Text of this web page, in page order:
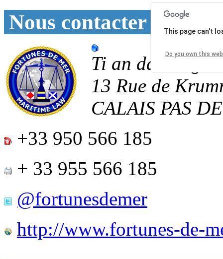
Nous contacter
Ti an
13 Rue de
CALAIS PAS
+33 950 566 185
+ 33 955 566 185
@fortunesdemer
http://www.fortunes-de-
This page can't
Do you own this